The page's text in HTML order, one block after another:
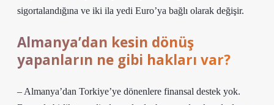
sigortalandığına ve iki ila yedi Euro’ya bağlı olarak değişir.
Almanya’dan kesin dönüş
yapanların ne gibi hakları var?
– Almanya’dan Torkiye’ye dönenlere finansal destek yok.